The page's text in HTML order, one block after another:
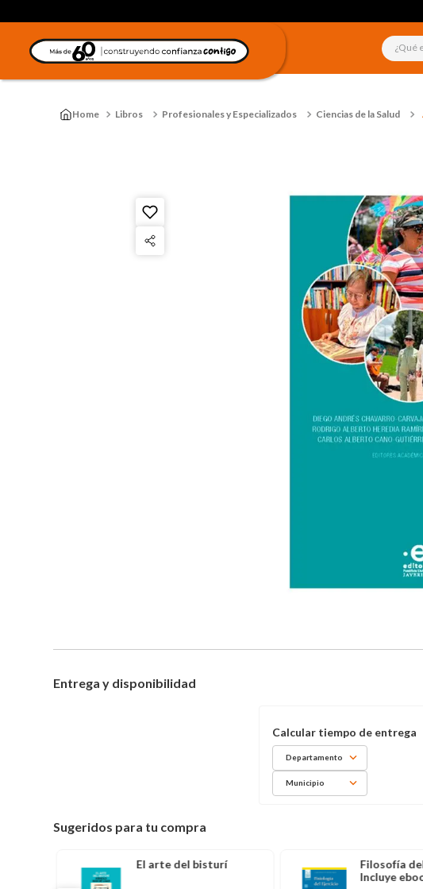
¿Qué
Libros Profesionales y Especializados Ciencias de la Salud
Entrega y disponibilidad
Departamento
Municipio
Sugeridos para tu compra
El arte del bisturí
Filosofía
Incluye